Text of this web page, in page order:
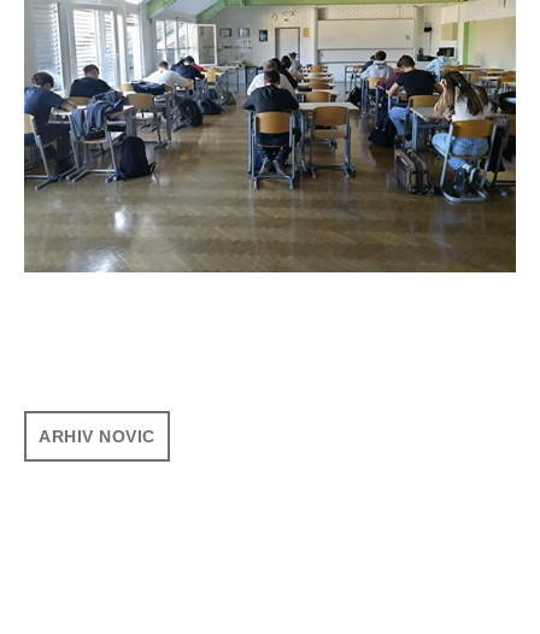
ARHIV NOVIC